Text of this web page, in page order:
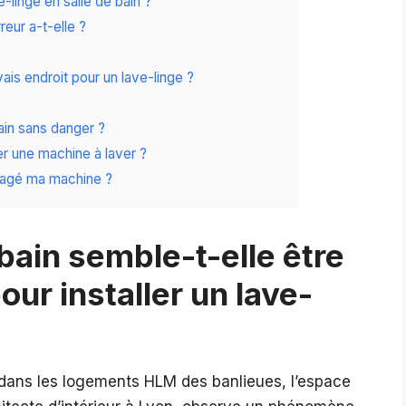
a-t-elle ?
endroit pour un lave-linge ?
sans danger ?
une machine à laver ?
ma machine ?
semble-t-elle être
installer un lave-
les logements HLM des banlieues, l’espace